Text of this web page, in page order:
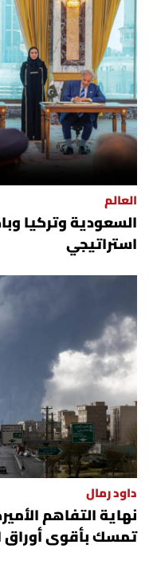
العالم
السعودية وتركيا
استراتيجي
داود رمال
نهاية التفاهم
تمسك بأقوى أوراق